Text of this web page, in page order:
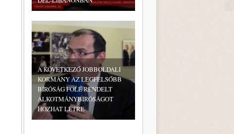
A KÖVETKEZŐ JOBBOLDALI
KORMÁNY AZ LEGFELSŐBB
BÍRÓSÁG FÖLÉ RENDELT
ALKOTMÁNYBÍRÓSÁGOT
HOZHAT LÉTRE